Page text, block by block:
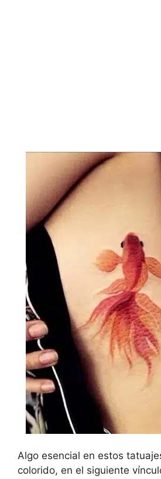
Algo esencial en estos
colorido, en el siguiente